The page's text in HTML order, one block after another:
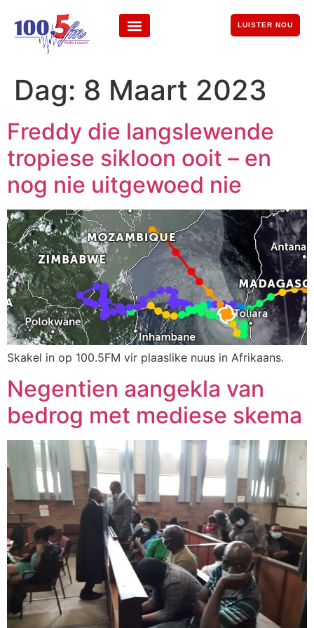
LUISTER NOU
Dag: 8 Maart 2023
Freddy die langslewende
tropiese sikloon ooit – en
nog nie uitgewoed nie
Skakel in op 100.5FM vir plaaslike nuus in Afrikaans.
Negentien aangekla van
bedrog met mediese skema